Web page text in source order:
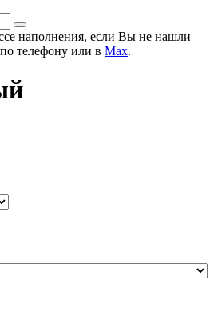
наполнения, если Вы не нашли
телефону или в Мах.